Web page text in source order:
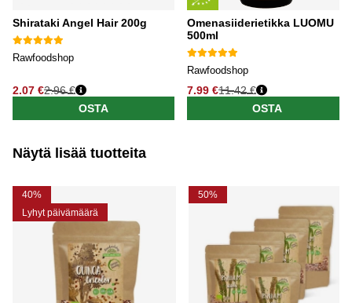
Shirataki Angel Hair 200g
Rawfoodshop
2.07 €2.96 €
OSTA
Omenasiiderietikka LUOMU
500ml
Rawfoodshop
7.99 €11.42 €
OSTA
Näytä lisää tuotteita
40%
Lyhyt päivämäärä
50%